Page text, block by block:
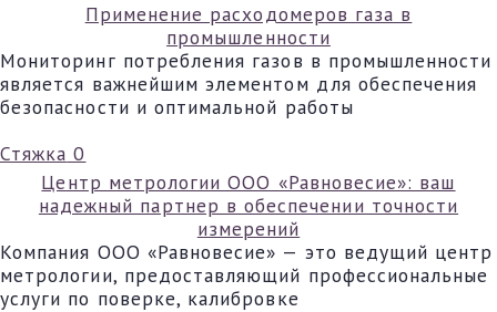
Применение расходомеров газа в
промышленности
Мониторинг потребления газов в промышленности
является важнейшим элементом для обеспечения
безопасности и оптимальной работы
Стяжка 0
Центр метрологии ООО «Равновесие»: ваш
надежный партнер в обеспечении точности
измерений
Компания ООО «Равновесие» — это ведущий центр
метрологии, предоставляющий профессиональные
услуги по поверке, калибровке